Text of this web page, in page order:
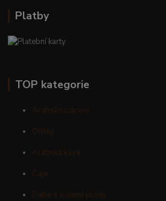
Platby
TOP kategorie
Arabské cukroví
Oříšky
Arabská káva
Čaje
Datle a sušené plody